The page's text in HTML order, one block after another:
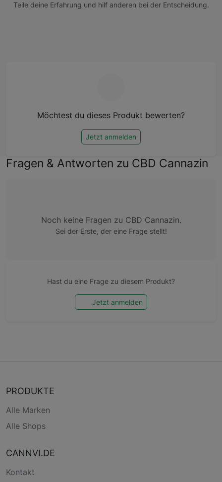
Teile deine Erfahrung und hilf anderen bei der Entscheidung.
Möchtest du dieses Produkt bewerten?
Jetzt anmelden
Fragen & Antworten zu CBD Cannazin
Noch keine Fragen zu CBD Cannazin.
Sei der Erste, der eine Frage stellt!
Hast du eine Frage zu diesem Produkt?
Jetzt anmelden
PRODUKTE
Alle Marken
Alle Shops
CANNVI.DE
Kontakt